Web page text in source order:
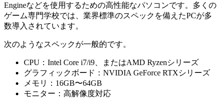
Engineなどを使用するための高性能なパソコンです。多くの
ゲーム専門学校では、業界標準のスペックを備えたPCが多
数導入されています。
次のようなスペックが一般的です。
CPU：Intel Core i7/i9、またはAMD Ryzenシリーズ
グラフィックボード：NVIDIA GeForce RTXシリーズ
メモリ：16GB〜64GB
モニター：高解像度対応